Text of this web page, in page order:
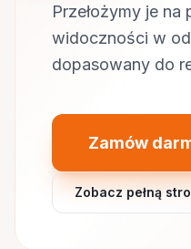
Przełożymy je na
widoczności w
dopasowany do
Zamów
Zobacz pełną